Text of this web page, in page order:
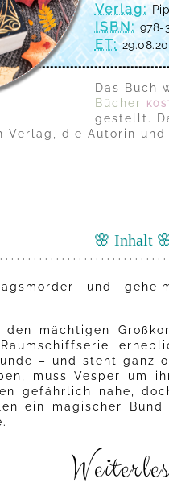
Verlag:
ISBN: 978-
ET:
Das Buch
Bücher
gestellt.
Verlag, die Autorin
🌸 Inhalt
· · · · · · · · · · · · · · · · · · · · · · · · · · · · ·
und
mächtigen
– und steht ganz
muss Vesper um
gefährlich nahe,
ein magischer